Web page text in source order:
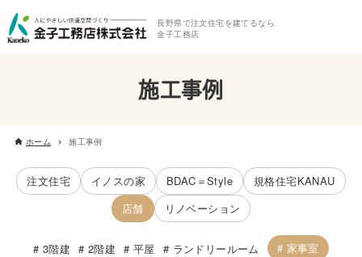
長野県で注文住宅を建てるなら
金子工務店
施工事例
ホーム 施工事例
注文住宅 イノスの家 BDAC＝Style
規格住宅KANAU
店舗
リノベーション
3階建 2階建 平屋 ランドリールーム
家事室